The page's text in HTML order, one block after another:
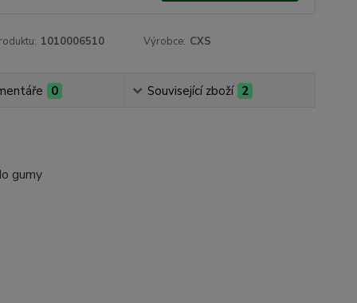
1010006510 Výrobce: CXS
0 Související zboží 2
gumy